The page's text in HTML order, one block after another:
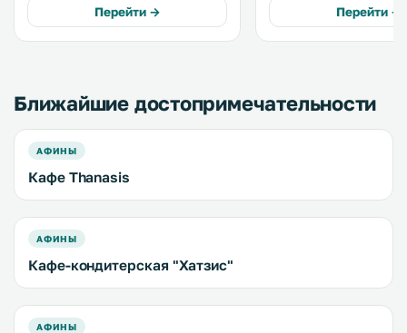
бесплатный Wi-Fi. .
Перейти →
are available in this
Перейти →
Ближайшие достопримечательности
АФИНЫ
Кафе Thanasis
АФИНЫ
Кафе-кондитерская "Хатзис"
АФИНЫ